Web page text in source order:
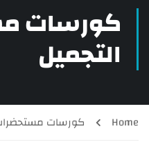
كورسات
التجميل
Home كورسات